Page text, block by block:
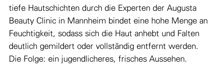
tiefe Hautschichten durch die Experten der Augusta
Beauty Clinic in Mannheim bindet eine hohe Menge an
Feuchtigkeit, sodass sich die Haut anhebt und Falten
deutlich gemildert oder vollständig entfernt werden.
Die Folge: ein jugendlicheres, frisches Aussehen.